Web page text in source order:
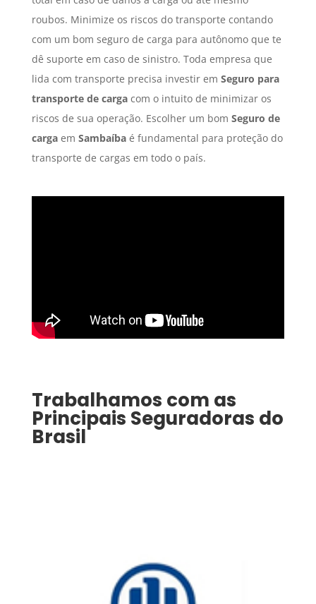
roubos. Minimize os riscos do transporte contando
com um bom seguro de carga para autônomo que te
dê suporte em caso de sinistro. Toda empresa que
lida com transporte precisa investir em Seguro para
transporte de cargacom o intuito de minimizar os
riscos de sua operação. Escolher um bom Seguro de
cargaem Sambaíbaé fundamental para proteção do
transporte de cargas em todo o país.
Trabalhamos com as
Principais Seguradoras do
Brasil